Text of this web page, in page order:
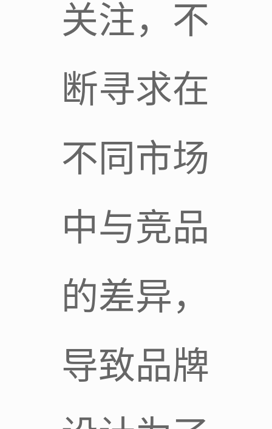
关注，不
断寻求在
不同市场
中与竞品
的差异，
导致品牌